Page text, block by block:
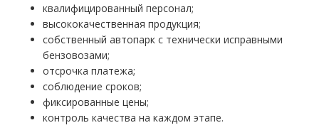
квалифицированный персонал;
высококачественная продукция;
собственный автопарк с технически исправными
бензовозами;
отсрочка платежа;
соблюдение сроков;
фиксированные цены;
контроль качества на каждом этапе.